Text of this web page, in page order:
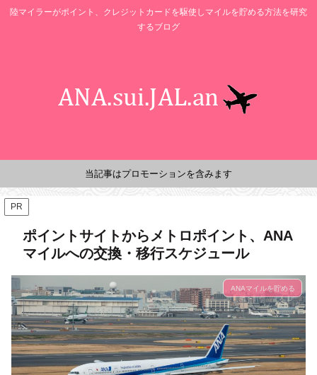
陸マイラーがポイント、クレジットカードを駆使しマイルを貯める方法を研究
するブログ
当記事はプロモーションを含みます
PR
ポイントサイトからメトロポイント、ANA
マイルへの交換・移行スケジュール
ANAマイルを貯める